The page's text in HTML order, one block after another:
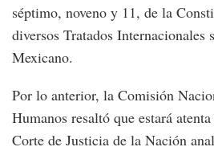
séptimo, noveno y 11, de la
diversos Tratados Internacionales
Mexicano.
Por lo anterior, la Comisión
Humanos resaltó que estará
Corte de Justicia de la Nación